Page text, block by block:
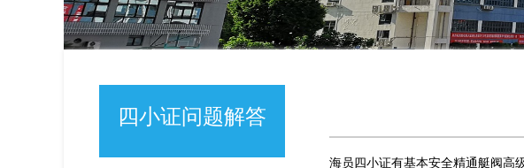
四小证问题解答
海员四小证有基本安全精通艇阀高